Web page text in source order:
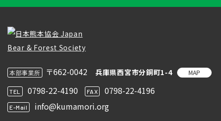
本部事業所 〒662-0042 兵庫県西宮市分銅町1-4 MAP
TEL 0798-22-4190 FAX 0798-22-4196
E-Mail info@kumamori.org